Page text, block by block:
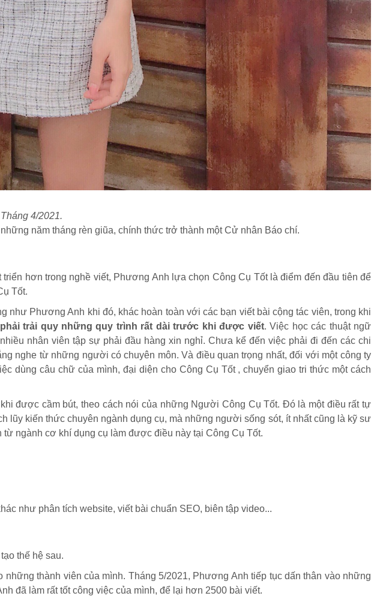
4/2021.
năm tháng rèn giũa, chính thức trở thành một Cử nhân Báo chí.
hơn trong nghề viết, Phương Anh lựa chọn Công Cụ Tốt là điểm đến đầu tiên để
Tốt.
Phương Anh khi đó, khác hoàn toàn với các bạn viết bài cộng tác viên, trong khi
trải quy những quy trình rất dài trước khi được viết. Việc học các thuật ngữ
nhân viên tập sự phải đầu hàng xin nghỉ. Chưa kể đến việc phải đi đến các chi
nghe từ những người có chuyên môn. Và điều quan trọng nhất, đối với một công ty
dùng câu chữ của mình, đại diện cho Công Cụ Tốt , chuyển giao tri thức một cách
được cầm bút, theo cách nói của những Người Công Cụ Tốt. Đó là một điều rất tự
kiến thức chuyên ngành dụng cụ, mà những người sống sót, ít nhất cũng là kỹ sư
ngành cơ khí dụng cụ làm được điều này tại Công Cụ Tốt.
như phân tích website, viết bài chuẩn SEO, biên tập video...
thế hệ sau.
thành viên của mình. Tháng 5/2021, Phương Anh tiếp tục dấn thân vào những
đã làm rất tốt công việc của mình, để lại hơn 2500 bài viết.